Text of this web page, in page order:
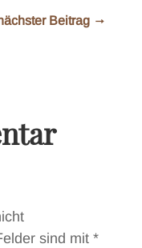
Beitrag →
sind mit *